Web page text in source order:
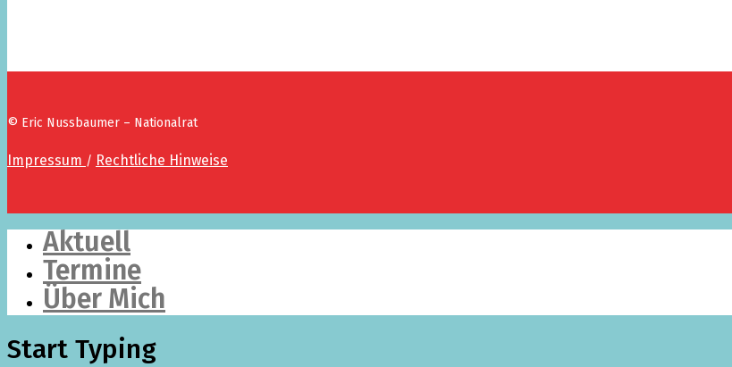
© Eric Nussbaumer – Nationalrat
Impressum / Rechtliche Hinweise
Aktuell
Termine
Über Mich
Start Typing